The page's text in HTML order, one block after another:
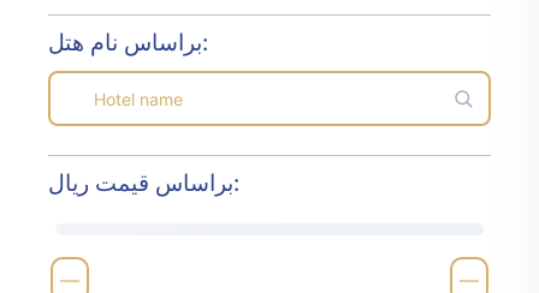
براساس نام هتل:
براساس قیمت ریال:
—
—